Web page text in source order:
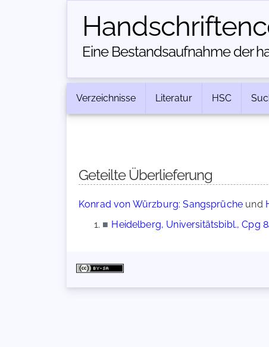
Eine Bestandsaufnahme der
Verzeichnisse Literatur HSC
Geteilte Überlieferung
Konrad von Würzburg: Sangsprüche und
■ Heidelberg, Universitätsbibl., Cpg